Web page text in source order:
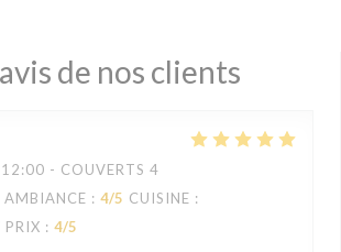
de nos clients
- COUVERTS 4
AMBIANCE : 4/5 CUISINE :
: 4/5